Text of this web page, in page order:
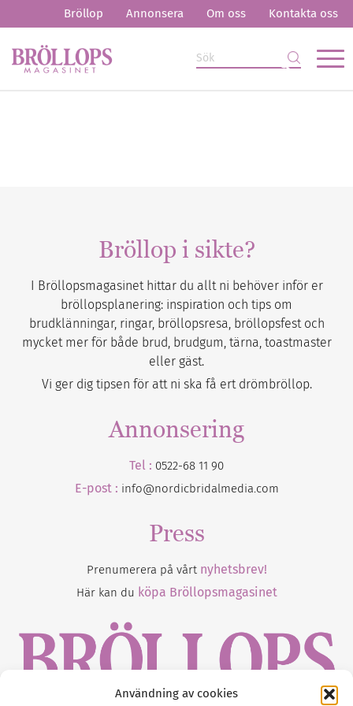
Användning av cookies
Bröllop Annonsera Om oss Kontakta oss
Bröllop i sikte?
I Bröllopsmagasinet hittar du allt ni behöver inför er
bröllopsplanering: inspiration och tips om
brudklänningar, ringar, bröllopsresa, bröllopsfest och
mycket mer för både brud, brudgum, tärna, toastmaster
eller gäst.
Vi ger dig tipsen för att ni ska få ert drömbröllop.
Annonsering
Tel : 0522-68 11 90
E-post : info@nordicbridalmedia.com
Press
Prenumerera på vårt nyhetsbrev!
Här kan du köpa Bröllopsmagasinet